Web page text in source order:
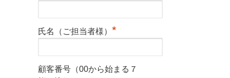
氏名（ご担当者様） *
顧客番号（00から始まる７